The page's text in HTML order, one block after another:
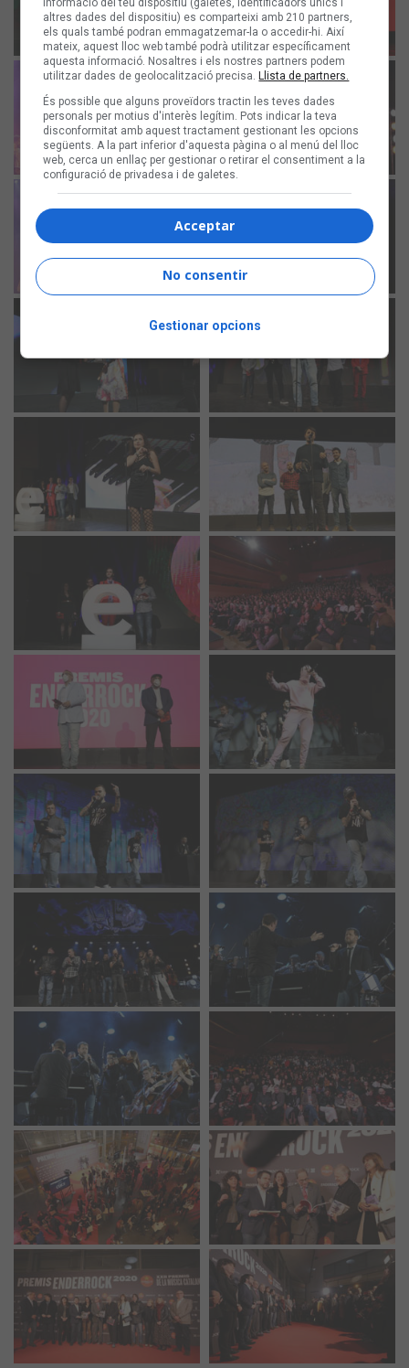
informació del teu dispositiu (galetes, identificadors únics i
altres dades del dispositiu) es comparteixi amb 210 partners,
els quals també podran emmagatzemar-la o accedir-hi. Així
mateix, aquest lloc web també podrà utilitzar específicament
aquesta informació. Nosaltres i els nostres partners podem
utilitzar dades de geolocalització precisa. Llista de partners.
És possible que alguns proveïdors tractin les teves dades
personals per motius d'interès legítim. Pots indicar la teva
disconformitat amb aquest tractament gestionant les opcions
següents. A la part inferior d'aquesta pàgina o al menú del lloc
web, cerca un enllaç per gestionar o retirar el consentiment a la
configuració de privadesa i de galetes.
Acceptar
No consentir
Gestionar opcions